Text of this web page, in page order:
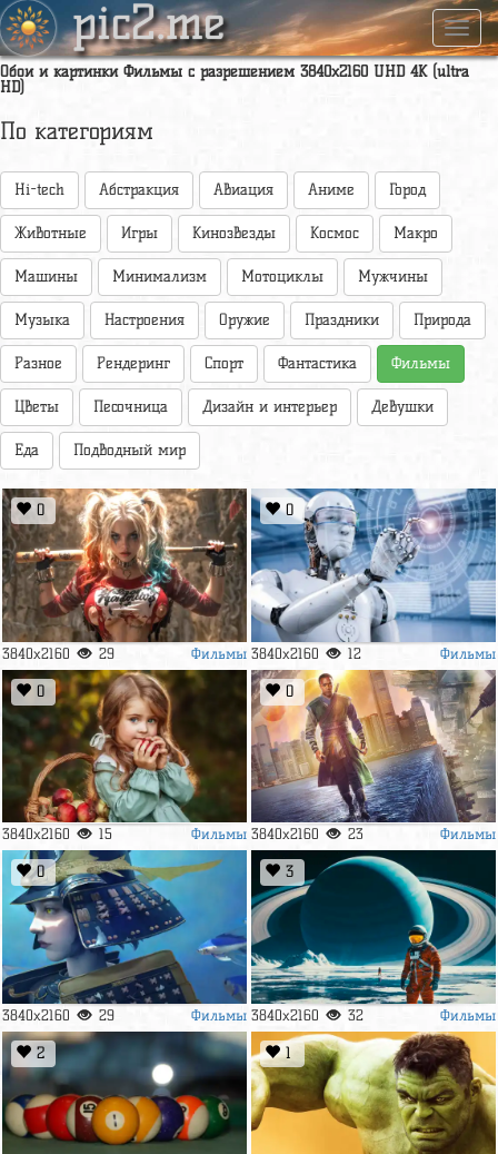
pic2.me
Обои и картинки Фильмы с разрешением 3840x2160 UHD 4К (ultra
HD)
По категориям
Hi-tech Абстракция Авиация Аниме Город
Животные Игры Кинозвезды Космос Макро
Машины Минимализм Мотоциклы Мужчины
Музыка Настроения Оружие Праздники Природа
Разное Рендеринг Спорт Фантастика Фильмы
Цветы Песочница Дизайн и интерьер Девушки
Еда Подводный мир
0
3840x2160 29 Фильмы
0
3840x2160 12 Фильмы
0
3840x2160 15 Фильмы
0
3840x2160 23 Фильмы
0
3840x2160 29 Фильмы
3
3840x2160 32 Фильмы
2 1